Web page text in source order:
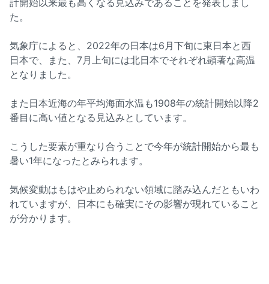
計開始以来最も高くなる見込みであることを発表しまし
た。
気象庁によると、2022年の日本は6月下旬に東日本と西
日本で、また、7月上旬には北日本でそれぞれ顕著な高温
となりました。
また日本近海の年平均海面水温も1908年の統計開始以降2
番目に高い値となる見込みとしています。
こうした要素が重なり合うことで今年が統計開始から最も
暑い1年になったとみられます。
気候変動はもはや止められない領域に踏み込んだともいわ
れていますが、日本にも確実にその影響が現れていること
が分かります。